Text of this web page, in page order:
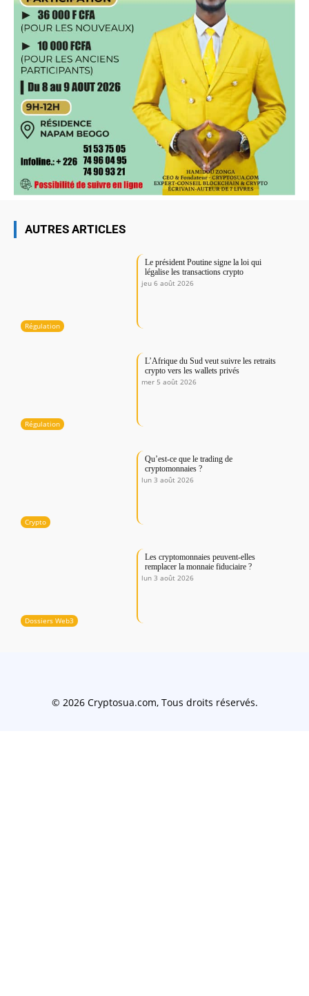
AUTRES ARTICLES
Régulation
Le président Poutine signe la loi qui
légalise les transactions crypto
jeu 6 août 2026
Régulation
L’Afrique du Sud veut suivre les retraits
crypto vers les wallets privés
mer 5 août 2026
Crypto
Qu’est-ce que le trading de
cryptomonnaies ?
lun 3 août 2026
Dossiers Web3
Les cryptomonnaies peuvent-elles
remplacer la monnaie fiduciaire ?
lun 3 août 2026
© 2026 Cryptosua.com, Tous droits réservés.